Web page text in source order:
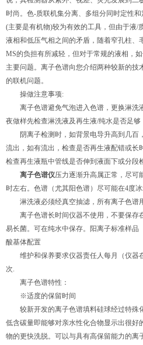
时尚。色-质联机集分离、多组分同时定性
(主要是有机物)较为有效的工具，但由于液/
液相和低压气相之间的矛盾，随着窄孔柱、
MS的负担有所减轻，但对于常规的液相，
主要问题。离子色谱向您介绍两种较新的
的联机问题。
操做注意事项:
离子色谱避免气泡进入色谱，更换淋洗
夜做样先检查淋洗液及再生液/纯水是否足够
阴离子检测时，如背景电导升高到几百
流出，如有流出，检查是否再生液配错或长
检查再生液瓶中管线是否伸到液面下或分段
离子色谱仪压力逐渐升高属正常，尽可
时左右。色谱（尤其阳色谱）尽可能在4度
淋洗液必须经真空抽滤，所有离子色谱用
离子色谱长时间仪器不使用，不要保存
易长菌。可在纯水中保存。阳离子标准样品
酸基体配置
维护和保养要求仪器责任人每月（仪器
次.
离子色谱特性：
※适度的保留时间
较新开发的离子色谱填料硅球经过特殊
低含碳量即能够对亲水性化合物显示出很好
物的更快洗脱。可以与具有高保留能力的离